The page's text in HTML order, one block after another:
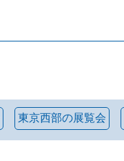
東京西部の展覧会